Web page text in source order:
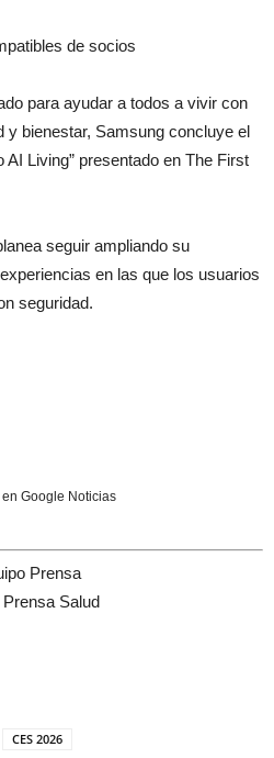
de socios
para ayudar a todos a vivir con
y bienestar, Samsung concluye el
AI Living” presentado en The First
seguir ampliando su
en las que los usuarios
seguridad.
Google Noticias
Prensa
Prensa Salud
CES 2026